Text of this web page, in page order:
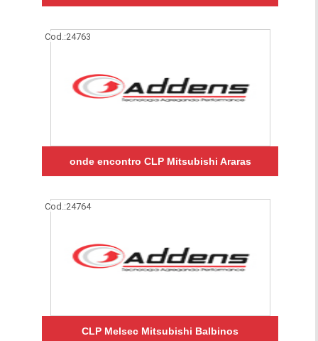
Cod.:24763
onde encontro CLP Mitsubishi Araras
Cod.:24764
CLP Melsec Mitsubishi Balbinos